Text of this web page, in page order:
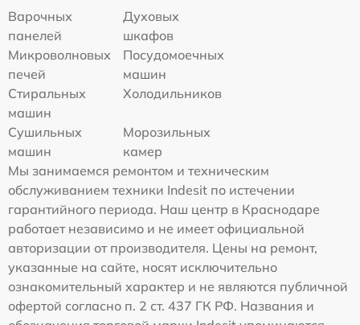
Варочных
панелей
Духовых
шкафов
Микроволновых
печей
Посудомоечных
машин
Стиральных
машин
Холодильников
Сушильных
машин
Морозильных
камер
Мы занимаемся ремонтом и техническим
обслуживанием техники Indesit по истечении
гарантийного периода. Наш центр в Краснодаре
работает независимо и не имеет официальной
авторизации от производителя. Цены на ремонт,
указанные на сайте, носят исключительно
ознакомительный характер и не являются публичной
офертой согласно п. 2 ст. 437 ГК РФ. Названия и